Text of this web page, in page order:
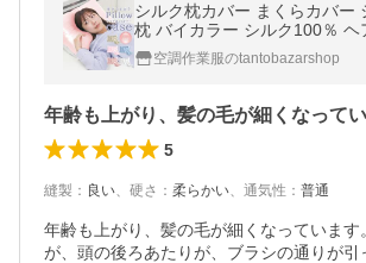
シルク枕カバー まくらカバー
枕 バイカラー シルク100％ ヘ
髪 保湿 パサつき かわいい おし
空調作業服のtantobazarshop
5
縫製 ： 良い、 硬さ ： 柔らかい、 通気性 ： 普通
年齢も上がり、髪の毛が細くなっています
が、頭の後ろあたりが、ブラシの通りが引